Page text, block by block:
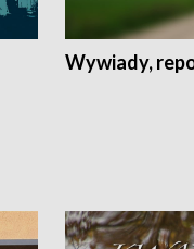
Wywiady,